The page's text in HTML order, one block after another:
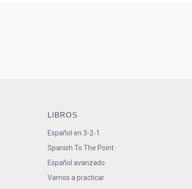
LIBROS
Español en 3-2-1
Spanish To The Point
Español avanzado
Vamos a practicar